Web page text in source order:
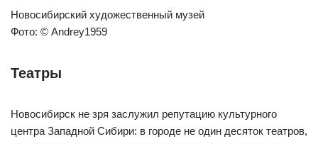
Новосибирский художественный музей
Фото: © Andrey1959
Театры
Новосибирск не зря заслужил репутацию культурного
центра Западной Сибири: в городе не один десяток театров,